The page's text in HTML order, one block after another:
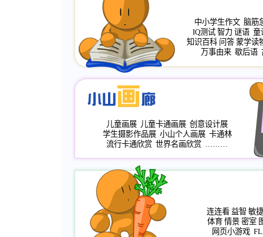
中小学生作文 脑筋
IQ测试 智力 谜语 童
知识百科 问答 蒙学读
万事由来 歇后语
儿童画展 儿童卡通画展 创意设计展
学生摄影作品展 小山个人画展 卡通林
流行卡通欣赏 世界名画欣赏 ………
连连看 益智 敏捷
体育 情景 密室
网页小游戏